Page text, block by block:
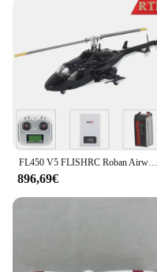
896,69€